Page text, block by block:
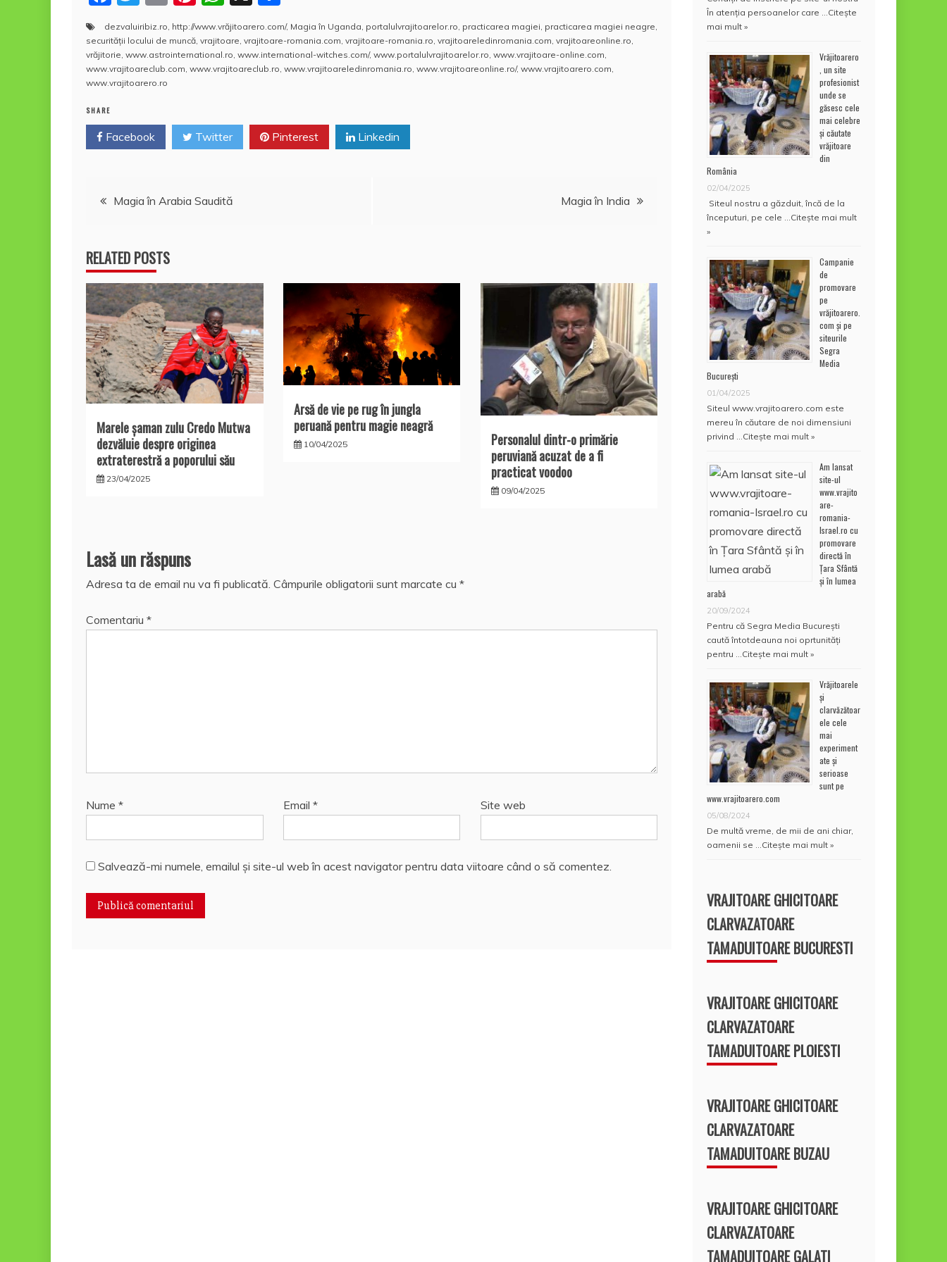
c
e
b
o
k
w
itt
er
m
ai
l
er
e
h
at
s
p
a
rt
aj
z
ă
dezvaluiribiz.ro http://www.vrăjitoarero.com/, Magia în Uganda portalulvrajitoarelor.ro practicarea magiei practicarea magiei neagre
securității locului de muncă vrajitoare vrajitoare-romania.com vrajitoare-romania.ro vrajitoareledinromania.com vrajitoareonline.ro
vrăjitorie www.astrointernational.ro www.international-witches.com/, www.portalulvrajitoarelor.ro www.vrajitoare-online.com
www.vrajitoareclub.com www.vrajitoareclub.ro www.vrajitoareledinromania.ro www.vrajitoareonline.ro/, www.vrajitoarero.com
www.vrajitoarero.ro
SHARE
Facebook Twitter Pinterest Linkedin
Navigare
articole
Magia în Arabia Saudită Magia în India
RELATED POSTS
Marele şaman zulu Credo Mutwa
dezvăluie despre originea
extraterestră a poporului său
23/04/2025
Arsă de vie pe rug în jungla
peruană pentru magie neagră
10/04/2025
Personalul dintr-o primărie
peruviană acuzat de a fi
practicat voodoo
09/04/2025
Lasă un răspuns
Adresa ta de email nu va fi publicată. Câmpurile obligatorii sunt marcate cu *
Comentariu *
Nume * Email * Site web
Salvează-mi numele, emailul și site-ul web în acest navigator pentru data viitoare când o să comentez.
În atenţia persoanelor care … Citește
mai mult »
Vrăjitoarero
, un site
profesionist
unde se
găsesc cele
mai celebre
și căutate
vrăjitoare
din
România
02/04/2025
Siteul nostru a găzduit, încă de la
începuturi, pe cele … Citește mai mult
»
Campanie
de
promovare
pe
vrăjitoarero.
com și pe
siteurile
Segra
Media
București
01/04/2025
Siteul www.vrajitoarero.com este
mereu în căutare de noi dimensiuni
privind … Citește mai mult »
Am lansat
site-ul
www.vrajito
are-
romania-
Israel.ro cu
promovare
directă în
Țara Sfântă
și în lumea
arabă
20/09/2024
Pentru că Segra Media București
caută întotdeauna noi oprtunități
pentru … Citește mai mult »
Vrăjitoarele
și
clarvăzătoar
ele cele
mai
experiment
ate și
serioase
sunt pe
www.vrajitoarero.com
05/08/2024
De multă vreme, de mii de ani chiar,
oamenii se … Citește mai mult »
VRAJITOARE GHICITOARE
CLARVAZATOARE
TAMADUITOARE BUCURESTI
VRAJITOARE GHICITOARE
CLARVAZATOARE
TAMADUITOARE PLOIESTI
VRAJITOARE GHICITOARE
CLARVAZATOARE
TAMADUITOARE BUZAU
VRAJITOARE GHICITOARE
CLARVAZATOARE
TAMADUITOARE GALATI